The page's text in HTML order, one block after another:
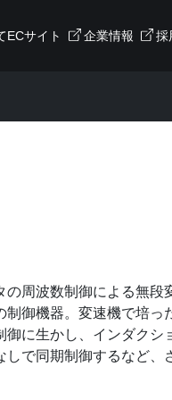
ECサイト 企業情報 採
の周波数制御による無段
制御機器。変速機で培っ
御に生かし、インダクシ
しで同期制御するなど、